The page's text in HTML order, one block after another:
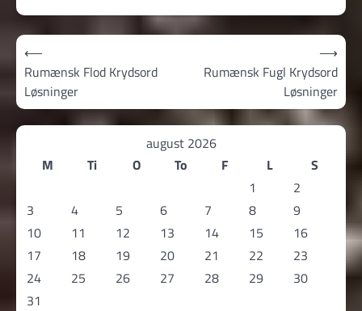
Indlægsnavigation
⟵
Rumænsk Flod Krydsord
Løsninger
Rumænsk Fugl Krydsord
Løsninger
⟶
august 2026
M
Ti O To F L
S
1
2
3
4 5 6 7 8
9
10
11 12 13 14 15
16
17
18 19 20 21 22
23
24
25 26 27 28 29
30
31